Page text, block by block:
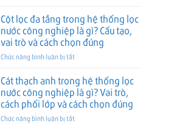
cách
chọn
đúng
trò,
vị
trí
lắp
và
chọn
đúng
lọc
nước
công
nghiệp
là
Vai
trò,
cách
dùng
và
trung
gian
trong
hệ
thống
nước
công
nghiệp
là
gì?
Cột lọc đa tầng trong hệ thống lọc
nước công nghiệp là gì? Cấu tạo,
vai trò và cách chọn đúng
Chức năng bình luận bị tắtở
lọc
đa
tầng
trong
hệ
Cát thạch anh trong hệ thống lọc
nước công nghiệp là gì? Vai trò,
cách phối lớp và cách chọn đúng
Chức năng bình luận bị tắtở